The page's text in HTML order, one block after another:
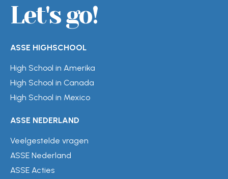
Let's go!
ASSE HIGHSCHOOL
High School in Amerika
High School in Canada
High School in Mexico
ASSE NEDERLAND
Veelgestelde vragen
ASSE Nederland
ASSE Acties